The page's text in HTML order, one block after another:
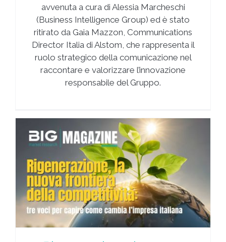
avvenuta a cura di Alessia Marcheschi
(Business Intelligence Group) ed è stato
ritirato da Gaia Mazzon, Communications
Director Italia di Alstom, che rappresenta il
ruolo strategico della comunicazione nel
raccontare e valorizzare l’innovazione
responsabile del Gruppo.